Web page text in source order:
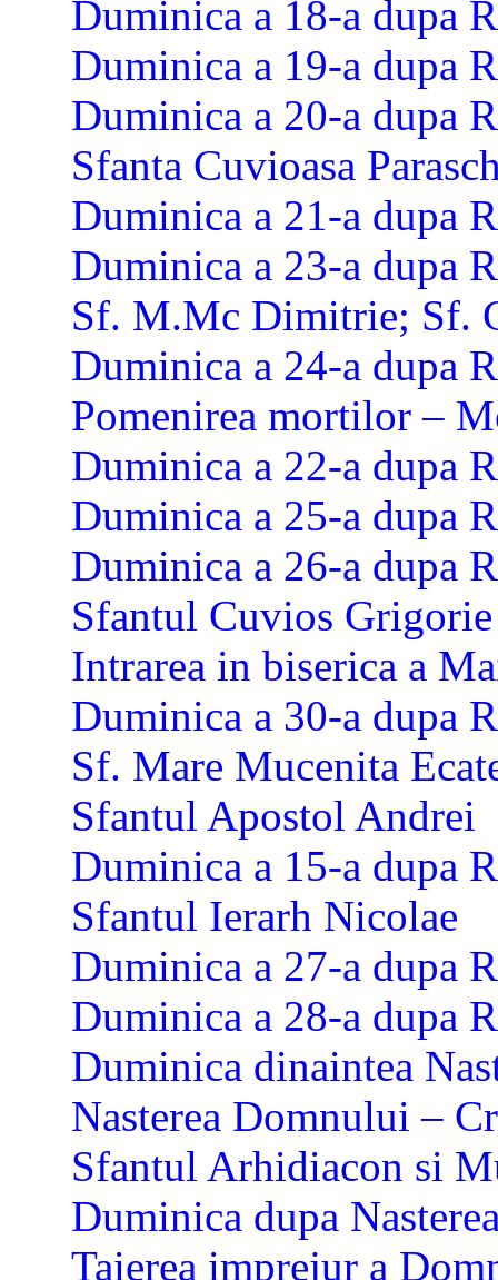
Duminica a 18-a dupa
Duminica a 19-a dupa
Duminica a 20-a dupa
Sfanta Cuvioasa
Duminica a 21-a dupa
Duminica a 23-a dupa
Sf. M.Mc Dimitrie; Sf.
Duminica a 24-a dupa
Pomenirea mortilor –
Duminica a 22-a dupa
Duminica a 25-a dupa
Duminica a 26-a dupa
Sfantul Cuvios
Intrarea in biserica a
Duminica a 30-a dupa
Sf. Mare Mucenita
Sfantul Apostol Andrei
Duminica a 15-a dupa
Sfantul Ierarh Nicolae
Duminica a 27-a dupa
Duminica a 28-a dupa
Duminica dinaintea
Nasterea Domnului –
Sfantul Arhidiacon si
Duminica dupa
Taierea imprejur a